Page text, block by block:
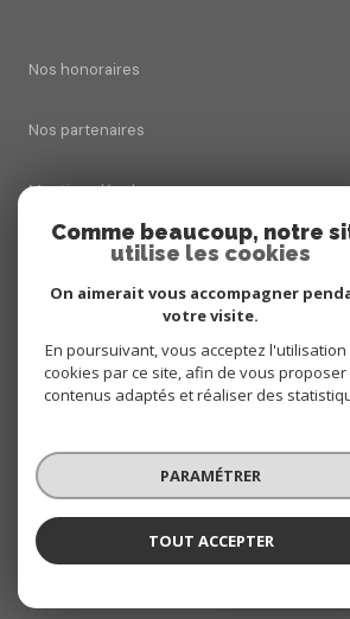
Christophe
Nos honoraires
Nos partenaires
Mentions légales
Cookies
© 2026 | Tous droits réservés
Réalisé par
Comme beaucoup, notre
utilise les cookies
On aimerait vous accompagner
votre visite.
En poursuivant, vous acceptez l'utilisation
cookies par ce site, afin de vous proposer
contenus adaptés et réaliser des
PARAMÉTRER
TOUT ACCEPTER